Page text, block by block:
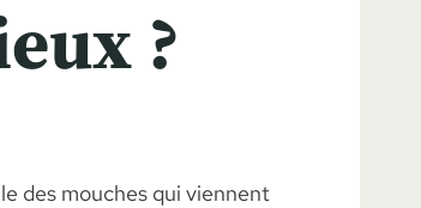
?
des mouches qui viennent